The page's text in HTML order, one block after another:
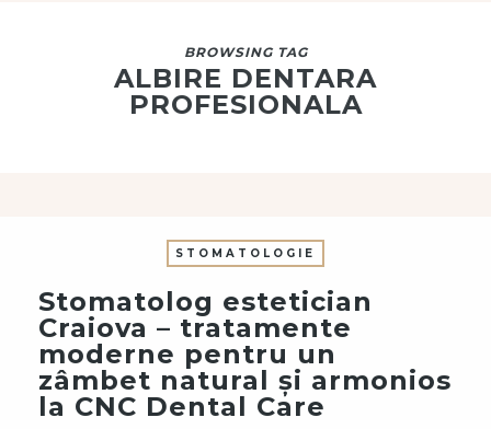
BROWSING TAG
ALBIRE DENTARA
PROFESIONALA
STOMATOLOGIE
Stomatolog estetician
Craiova – tratamente
moderne pentru un
zâmbet natural și armonios
la CNC Dental Care